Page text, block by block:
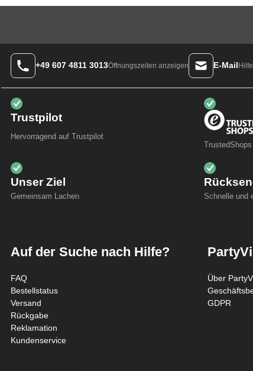
+49 607 4811 3013Öffnungszeiten anzeigen E-Mail
Trustpilot
Hervorragend auf Trustpilot
Unser Ziel
Gemeinsam Lachen Schnelle und
Auf der Suche nach Hilfe?
FAQ
Bestellstatus
Versand
Rückgabe
Reklamation
Kundenservice
Über
GDPR